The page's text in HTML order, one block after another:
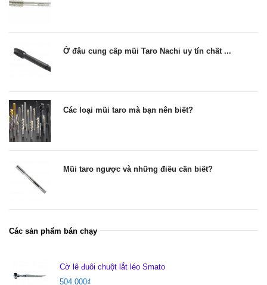
Ở đâu cung cấp mũi Taro Nachi uy tín chất ...
Các loại mũi taro mà bạn nên biết?
Mũi taro ngược và những điều cần biết?
Các sản phẩm bán chạy
Cờ lê đuôi chuột lắt léo Smato
504.000₫